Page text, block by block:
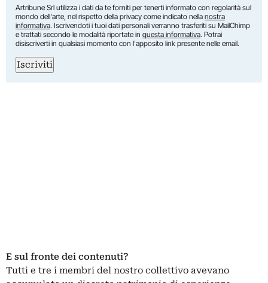
Artribune Srl utilizza i dati da te forniti per tenerti informato con regolarità sul
mondo dell'arte, nel rispetto della privacy come indicato nella nostra
informativa. Iscrivendoti i tuoi dati personali verranno trasferiti su MailChimp
e trattati secondo le modalità riportate in questa informativa. Potrai
disiscriverti in qualsiasi momento con l'apposito link presente nelle email.
Iscriviti
E sul fronte dei contenuti?
Tutti e tre i membri del nostro collettivo avevano